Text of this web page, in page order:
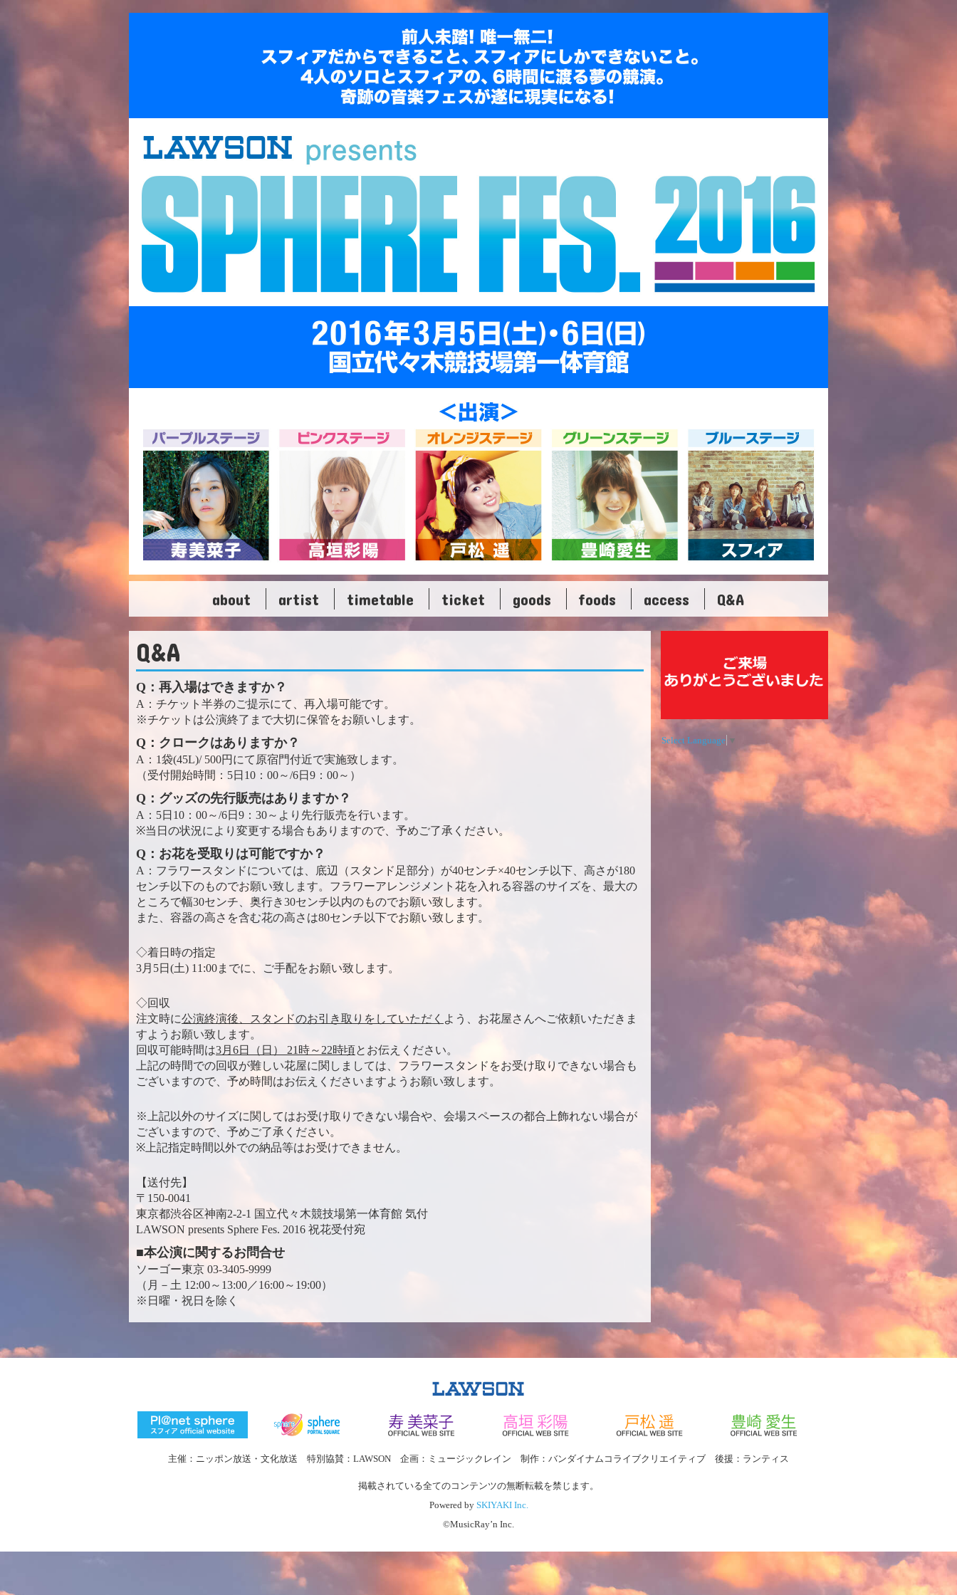
about artist timetable ticket goods foods access Q&A
Q&A
Q：再入場はできますか？
A：チケット半券のご提示にて、再入場可能です。
※チケットは公演終了まで大切に保管をお願いします。
Q：クロークはありますか？
A：1袋(45L)/ 500円にて原宿門付近で実施致します。
（受付開始時間：5日10：00～/6日9：00～）
Q：グッズの先行販売はありますか？
A：5日10：00～/6日9：30～より先行販売を行います。
※当日の状況により変更する場合もありますので、予めご了承ください。
Q：お花を受取りは可能ですか？
A：フラワースタンドについては、底辺（スタンド足部分）が40センチ×40センチ以下、高さが180
センチ以下のものでお願い致します。フラワーアレンジメント花を入れる容器のサイズを、最大の
ところで幅30センチ、奥行き30センチ以内のものでお願い致します。
また、容器の高さを含む花の高さは80センチ以下でお願い致します。
◇着日時の指定
3月5日(土) 11:00までに、ご手配をお願い致します。
◇回収
注文時に公演終演後、スタンドのお引き取りをしていただく よう、お花屋さんへご依頼いただきま
すようお願い致します。
回収可能時間は3月6日（日） 21時～22時頃とお伝えください。
上記の時間での回収が難しい花屋に関しましては、フラワースタンドをお受け取りできない場合も
ございますので、予め時間はお伝えくださいますようお願い致します。
※上記以外のサイズに関してはお受け取りできない場合や、会場スペースの都合上飾れない場合が
ございますので、予めご了承ください。
※上記指定時間以外での納品等はお受けできません。
【送付先】
〒150-0041
東京都渋谷区神南2-2-1 国立代々木競技場第一体育館 気付
LAWSON presents Sphere Fes. 2016 祝花受付宛
■本公演に関するお問合せ
ソーゴー東京 03-3405-9999
（月－土 12:00～13:00／16:00～19:00）
※日曜・祝日を除く
Select Language ▼
主催：ニッポン放送・文化放送 特別協賛：LAWSON 企画：ミュージックレイン 制作：バンダイナムコライブクリエイティブ 後援：ランティス
掲載されている全てのコンテンツの無断転載を禁じます。
Powered by SKIYAKI Inc.
©MusicRay’n Inc.